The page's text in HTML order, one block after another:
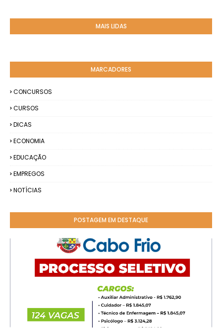
MAIS LIDAS
MARCADORES
CONCURSOS
CURSOS
DICAS
ECONOMIA
EDUCAÇÃO
EMPREGOS
NOTÍCIAS
POSTAGEM EM DESTAQUE